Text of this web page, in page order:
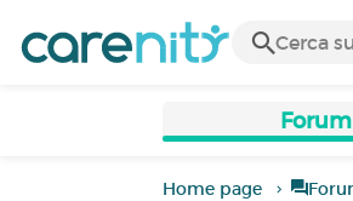
Forum
Home page